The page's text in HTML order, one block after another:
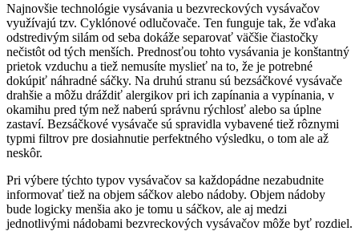
Najnovšie technológie vysávania u bezvreckových vysávačov
využívajú tzv. Cyklónové odlučovače. Ten funguje tak, že vďaka
odstredivým silám od seba dokáže separovať väčšie čiastočky
nečistôt od tých menších. Prednosťou tohto vysávania je konštantný
prietok vzduchu a tiež nemusíte myslieť na to, že je potrebné
dokúpiť náhradné sáčky. Na druhú stranu sú bezsáčkové vysávače
drahšie a môžu dráždiť alergikov pri ich zapínania a vypínania, v
okamihu pred tým než naberú správnu rýchlosť alebo sa úplne
zastaví. Bezsáčkové vysávače sú spravidla vybavené tiež rôznymi
typmi filtrov pre dosiahnutie perfektného výsledku, o tom ale až
neskôr.
Pri výbere týchto typov vysávačov sa každopádne nezabudnite
informovať tiež na objem sáčkov alebo nádoby. Objem nádoby
bude logicky menšia ako je tomu u sáčkov, ale aj medzi
jednotlivými nádobami bezvreckových vysávačov môže byť rozdiel.